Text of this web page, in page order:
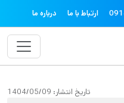
topheader
درباره ما ارتباط با ما
تاریخ انتشار: 1404/05/09